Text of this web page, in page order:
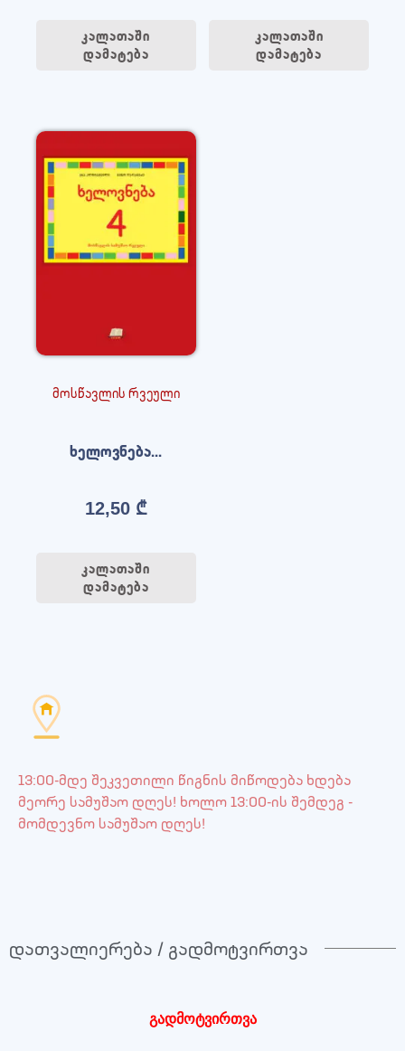
კალათაში
დამატება
კალათაში
დამატება
მოსწავლის რვეული
ხელოვნება...
12,50 ₾
კალათაში
დამატება
13:00-მდე შეკვეთილი წიგნის მიწოდება ხდება
მეორე სამუშაო დღეს! ხოლო 13:00-ის შემდეგ -
მომდევნო სამუშაო დღეს!
დათვალიერება / გადმოტვირთვა
გადმოტვირთვა